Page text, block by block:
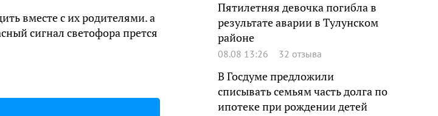
вместе с их родителями. а
сигнал светофора прется
Пятилетняя девочка погибла в
результате аварии в Тулунском
районе
08.08 13:26 32 отзыва
В Госдуме предложили
списывать семьям часть долга по
ипотеке при рождении детей